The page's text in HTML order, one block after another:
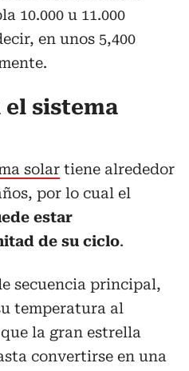
10.000 u 11.000
en unos 5,400
el sistema
solar tiene alrededor
por lo cual el
estar
de su ciclo.
secuencia principal,
temperatura al
la gran estrella
convertirse en una